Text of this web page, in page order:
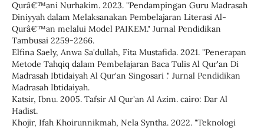
Qurâ€™ani Nurhakim. 2023. "Pendampingan Guru Madrasah
Diniyyah dalam Melaksanakan Pembelajaran Literasi Al-
Qurâ€™an melalui Model PAIKEM." Jurnal Pendidikan
Tambusai 2259-2266.
Elfina Saely, Anwa Sa'dullah, Fita Mustafida. 2021. "Penerapan
Metode Tahqiq dalam Pembelajaran Baca Tulis Al Qur'an Di
Madrasah Ibtidaiyah Al Qur'an Singosari ." Jurnal Pendidikan
Madrasah Ibtidaiyah.
Katsir, Ibnu. 2005. Tafsir Al Qur'an Al Azim. cairo: Dar Al
Hadist.
Khojir, Ifah Khoirunnikmah, Nela Syntha. 2022. "Teknologi